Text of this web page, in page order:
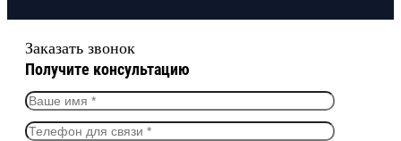
Заказать звонок
Получите консультацию